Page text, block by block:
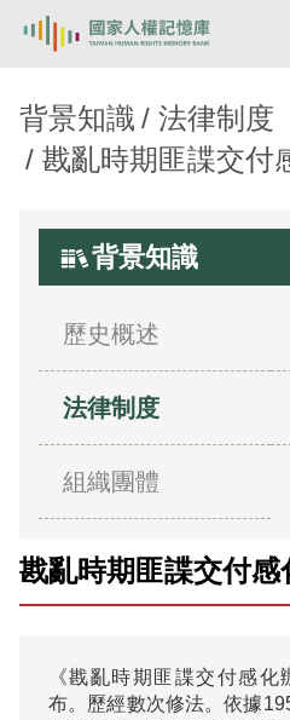
熱門關鍵字：陳孟和 李舜治
主題探索
背景知識
意見信箱
背景知識
法律制度
戡亂時期匪諜交付
背景知識
歷史概述
法律制度
組織團體
戡亂時期匪諜交付感
《戡亂時期匪諜交付感
布。歷經數次修法。依據